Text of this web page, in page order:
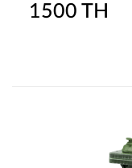
1500 TH